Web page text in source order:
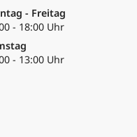
- Freitag
- 18:00 Uhr
- 13:00 Uhr